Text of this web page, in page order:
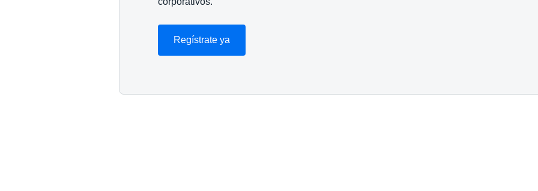
Regístrate ya